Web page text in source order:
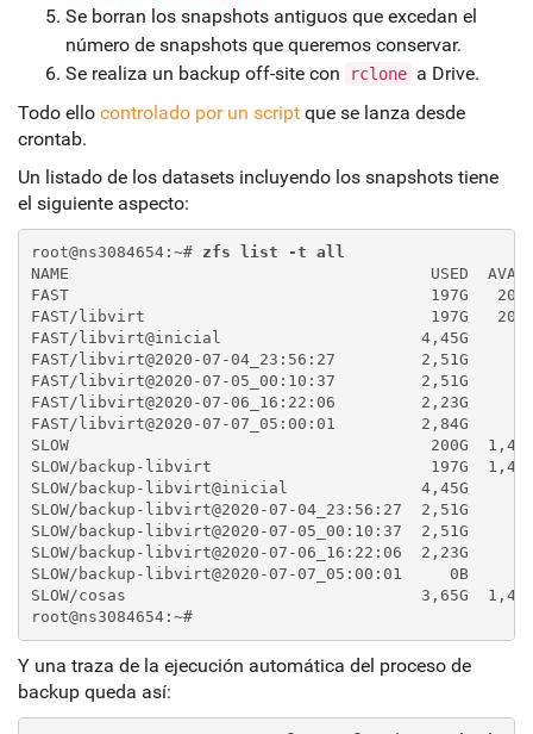
Se borran los snapshots antiguos que excedan el
número de snapshots que queremos conservar.
Se realiza un backup off-site con
rclone a Drive.
Todo ello controlado por un script que se lanza desde
crontab.
Un listado de los datasets incluyendo los snapshots tiene
el siguiente aspecto:
root@ns3084654:~# zfs list -t all
NAME                                      USED  AVAIL
FAST                                      197G   206G
FAST/libvirt                              197G
FAST/libvirt@inicial                     4,45G      -
FAST/libvirt@2020-07-04_23:56:27         2,51G
FAST/libvirt@2020-07-05_00:10:37         2,51G
FAST/libvirt@2020-07-06_16:22:06         2,23G
FAST/libvirt@2020-07-07_05:00:01         2,84G
SLOW                                      200G  1,45T
SLOW/backup-libvirt                       197G
SLOW/backup-libvirt@inicial              4,45G
SLOW/backup-libvirt@2020-07-04_23:56:27  2,51G
SLOW/backup-libvirt@2020-07-05_00:10:37  2,51G
SLOW/backup-libvirt@2020-07-06_16:22:06  2,23G
SLOW/backup-libvirt@2020-07-07_05:00:01     0B
SLOW/cosas                               3,65G  1,45T
root@ns3084654:~#
Y una traza de la ejecución automática del proceso de
backup queda así: